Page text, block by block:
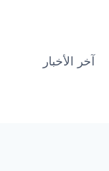
آخر الأخبار